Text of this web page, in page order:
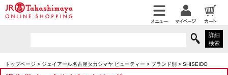
詳細
検索
トップページ > ジェイアール名古屋タカシマヤ ビューティー > ブランド別 > SHISEIDO